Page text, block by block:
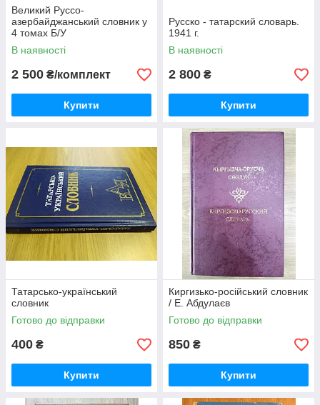
Великий Руссо-
азербайджанський словник у
4 томах Б/У
В наявності
2 500 ₴/комплект
Купити
Русско - татарский словарь.
1941 г.
В наявності
2 800 ₴
Купити
Татарсько-український
словник
Готово до відправки
400 ₴
Купити
Киргизько-російський словник
/ Е. Абдулаєв
Готово до відправки
850 ₴
Купити